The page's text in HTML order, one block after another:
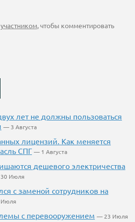
участником, чтобы комментировать
лет не должны пользоваться
— 3 Августа
лицензий. Как меняется
СПГ — 1 Августа
дешевого электричества
Июля
с заменой сотрудников на
с перевооружением — 23 Июля